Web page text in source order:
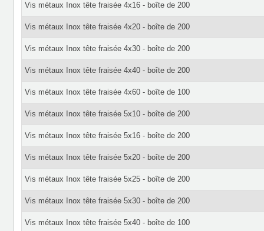
Vis métaux Inox tête fraisée 4x16 - boîte de 200
Vis métaux Inox tête fraisée 4x20 - boîte de 200
Vis métaux Inox tête fraisée 4x30 - boîte de 200
Vis métaux Inox tête fraisée 4x40 - boîte de 200
Vis métaux Inox tête fraisée 4x60 - boîte de 100
Vis métaux Inox tête fraisée 5x10 - boîte de 200
Vis métaux Inox tête fraisée 5x16 - boîte de 200
Vis métaux Inox tête fraisée 5x20 - boîte de 200
Vis métaux Inox tête fraisée 5x25 - boîte de 200
Vis métaux Inox tête fraisée 5x30 - boîte de 200
Vis métaux Inox tête fraisée 5x40 - boîte de 100